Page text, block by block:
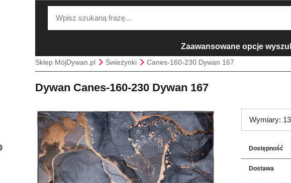
Zaawansowane opcje
Sklep MójDywan.pl Świeżynki Canes-160-230 Dywan 167
Dywan Canes-160-230 Dywan 167
Wymiary:
Dostępność
Dostawa